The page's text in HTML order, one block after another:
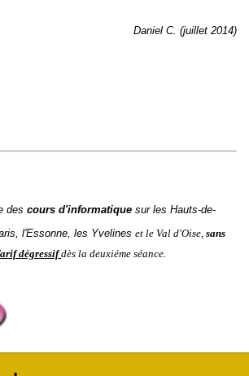
Daniel C. (juillet 2014)
des cours d'informatique sur les Hauts-de-
, l'Essonne, les Yvelines et le Val d'Oise, sans
dégressifdès la deuxiéme séance.